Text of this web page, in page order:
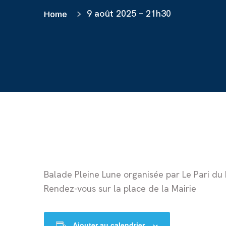
Home 9 août 2025 – 21h30
Balade Pleine Lune organisée par Le Pari du
Rendez-vous sur la place de la Mairie